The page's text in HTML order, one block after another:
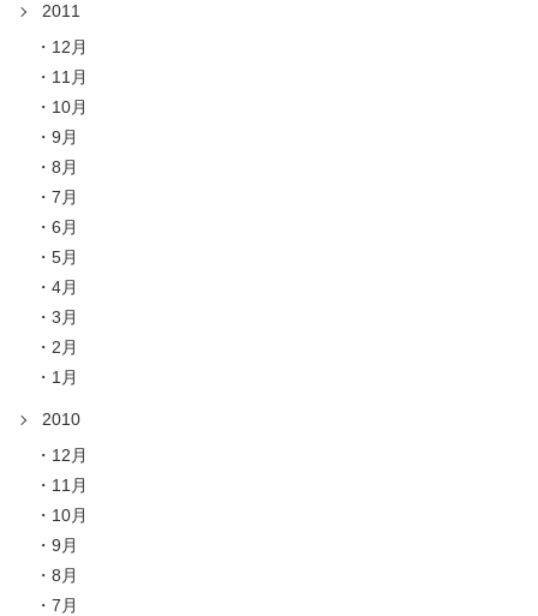
2011
12月
11月
10月
9月
8月
7月
6月
5月
4月
3月
2月
1月
2010
12月
11月
10月
9月
8月
7月